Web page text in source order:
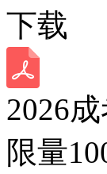
下载
2026
限量